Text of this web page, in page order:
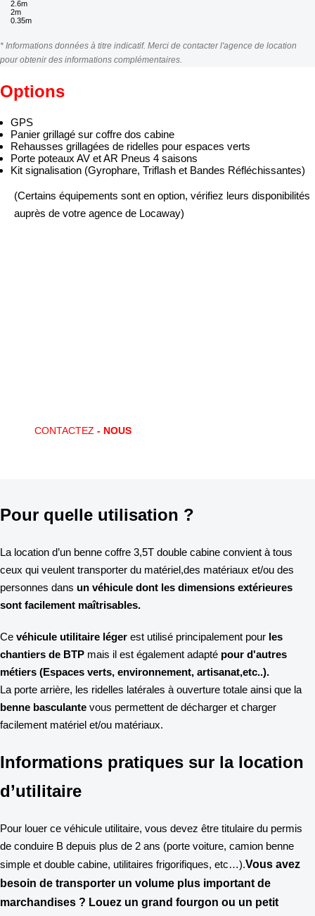
2.6m
2m
0.35m
* Informations données à titre indicatif. Merci de contacter l'agence de location
pour obtenir des informations complémentaires.
Options
GPS
Panier grillagé sur coffre dos cabine
Rehausses grillagées de ridelles pour espaces verts
Porte poteaux AV et AR Pneus 4 saisons
Kit signalisation (Gyrophare, Triflash et Bandes Réfléchissantes)
(Certains équipements sont en option, vérifiez leurs disponibilités
auprès de votre agence de Locaway)
CONTACTEZ - NOUS
Pour quelle utilisation ?
La location d’un benne coffre 3,5T double cabine convient à tous
ceux qui veulent transporter du matériel,des matériaux et/ou des
personnes dans un véhicule dont les dimensions extérieures
sont facilement maîtrisables.
Ce véhicule utilitaire léger est utilisé principalement pour les
chantiers de BTP mais il est également adapté pour d'autres
métiers (Espaces verts, environnement, artisanat,etc..).
La porte arrière, les ridelles latérales à ouverture totale ainsi que la
benne basculante vous permettent de décharger et charger
facilement matériel et/ou matériaux.
Informations pratiques sur la location
d’utilitaire
Pour louer ce véhicule utilitaire, vous devez être titulaire du permis
de conduire B depuis plus de 2 ans (porte voiture, camion benne
simple et double cabine, utilitaires frigorifiques, etc…).Vous avez
besoin de transporter un volume plus important de
marchandises ? Louez un grand fourgon ou un petit